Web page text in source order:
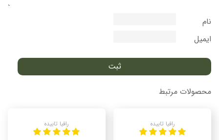
نام
ایمیل
محصولات مرتبط
رافیا تابیده رافیا تابیده